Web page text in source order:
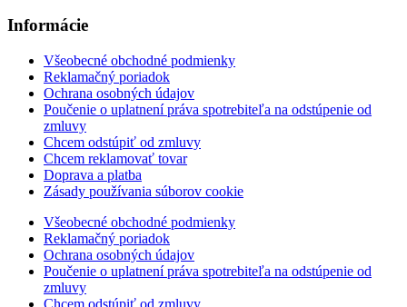
Informácie
Všeobecné obchodné podmienky
Reklamačný poriadok
Ochrana osobných údajov
Poučenie o uplatnení práva spotrebiteľa na odstúpenie od
zmluvy
Chcem odstúpiť od zmluvy
Chcem reklamovať tovar
Doprava a platba
Zásady používania súborov cookie
Všeobecné obchodné podmienky
Reklamačný poriadok
Ochrana osobných údajov
Poučenie o uplatnení práva spotrebiteľa na odstúpenie od
zmluvy
Chcem odstúpiť od zmluvy